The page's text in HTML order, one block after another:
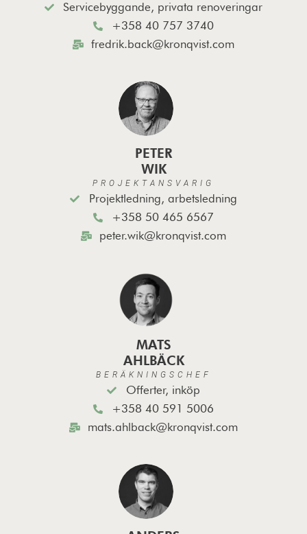
Servicebyggande, privata renoveringar
+358 40 757 3740
fredrik.back@kronqvist.com
PETER
WIK
PROJEKTANSVARIG
Projektledning, arbetsledning
+358 50 465 6567
peter.wik@kronqvist.com
MATS
AHLBÄCK
BERÄKNINGSCHEF
Offerter, inköp
+358 40 591 5006
mats.ahlback@kronqvist.com